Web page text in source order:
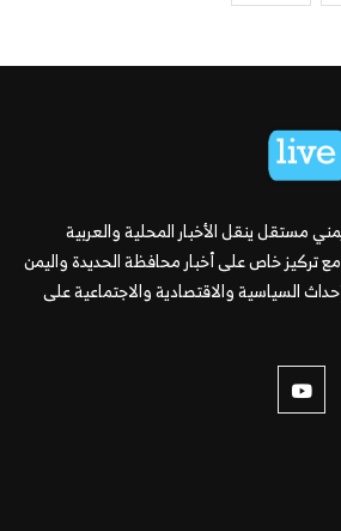
مستقل ينقل الأخبار المحلية والعربية
تركيز خاص على أخبار محافظة الحديدة واليمن
السياسية والاقتصادية والاجتماعية على